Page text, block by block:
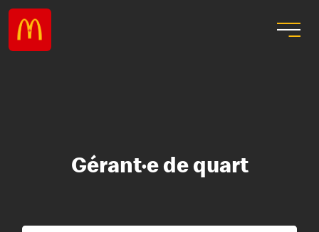
Gérant·e de quart